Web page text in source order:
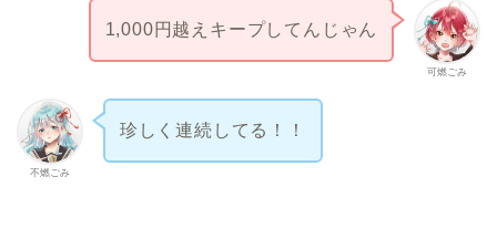
可燃ごみ
1,000円越えキープしてんじゃん
不燃ごみ
珍しく連続してる！！